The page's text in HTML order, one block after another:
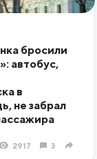
бросили
автобус,
в
не забрал
2917 3